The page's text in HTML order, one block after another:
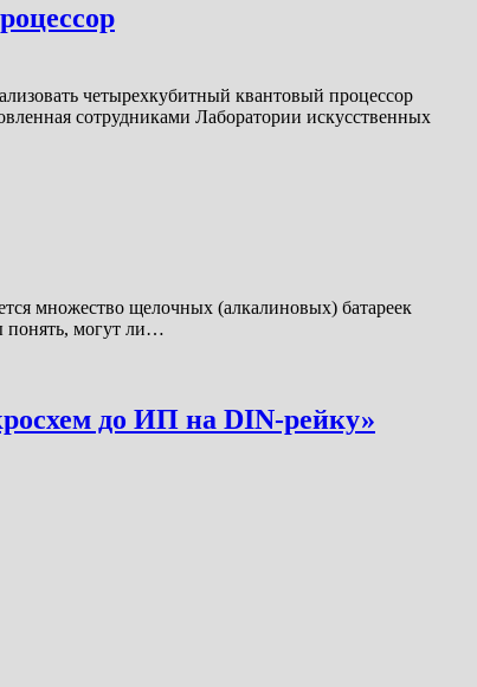
четырехкубитный квантовый процессор
сотрудниками Лаборатории искусственных
множество щелочных (алкалиновых) батареек
понять, могут ли…
до ИП на DIN-рейку»